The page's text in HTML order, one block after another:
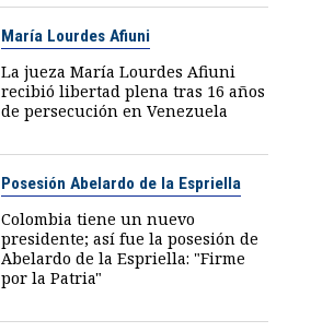
María Lourdes Afiuni
La jueza María Lourdes Afiuni
recibió libertad plena tras 16 años
de persecución en Venezuela
Posesión Abelardo de la Espriella
Colombia tiene un nuevo
presidente; así fue la posesión de
Abelardo de la Espriella: "Firme
por la Patria"